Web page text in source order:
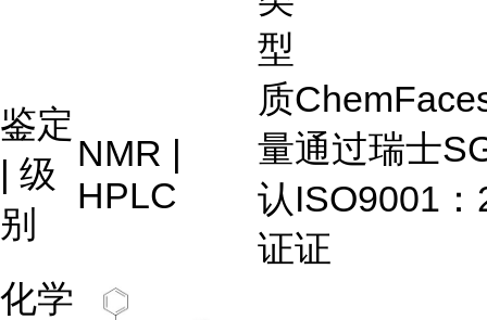
型
鉴定
| 级
别
NMR |
HPLC
质
量
认
证
通过瑞士
ISO9001
证
化学